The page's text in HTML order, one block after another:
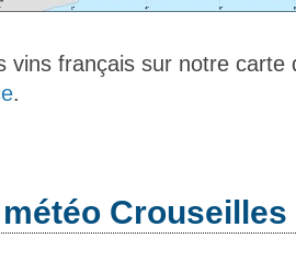
vins français sur notre
.
Crouseilles